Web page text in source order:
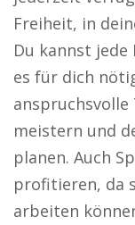
Freiheit, in
Du kannst
es für dich
anspruchsvolle
meistern und
planen. Auch
profitieren, da
arbeiten